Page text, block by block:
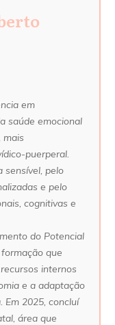
em
saúde emocional
mais
puerperal.
sensível, pelo
e pelo
cognitivas e
do Potencial
que
internos
e a adaptação
Em 2025, concluí
área que